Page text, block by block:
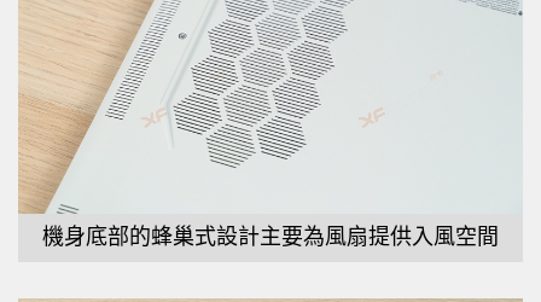
機身底部的蜂巢式設計主要為風扇提供入風空間